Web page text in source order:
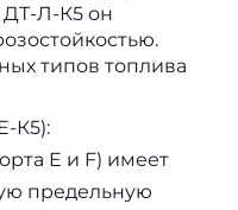
ДТ-Л-К5 он
типов топлива
К5):
E и F) имеет
предельную